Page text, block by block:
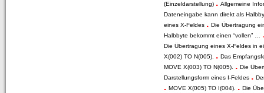
(Einzeldarstellung) . Allgemeine
Dateneingabe kann direkt als
eines X-Feldes . Die Übertragung
Halbbyte bekommt einen “vollen” …
Die Übertragung eines X-Feldes in
X(002) TO N(005). . Das
MOVE X(003) TO N(005). . Die
Darstellungsform eines I-Feldes .
. MOVE X(005) TO I(004). . Die